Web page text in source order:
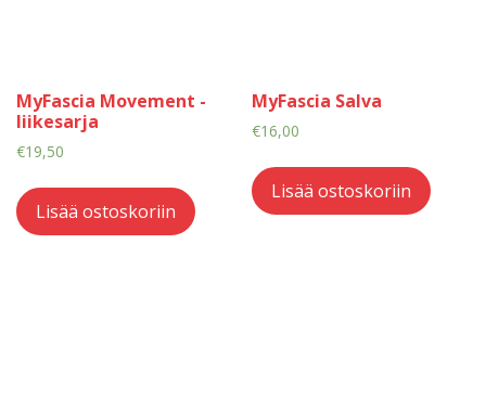
MyFascia Movement -
liikesarja
€19,50
Lisää ostoskoriin
MyFascia Salva
€16,00
Lisää ostoskoriin